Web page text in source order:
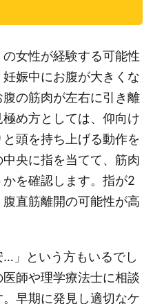
女性が経験する可能性
娠中にお腹が大きくな
の筋肉が左右に引き離
め方としては、仰向け
頭を持ち上げる動作を
央に指を当てて、筋肉
を確認します。指が2
直筋離開の可能性が高
…」という方もいるでし
師や理学療法士に相談
早期に発見し適切なケ